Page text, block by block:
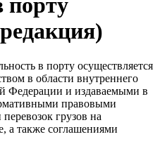
порту
в порту осуществляется
в области внутреннего
Федерации и издаваемыми в
правовыми
грузов на
а также соглашениями